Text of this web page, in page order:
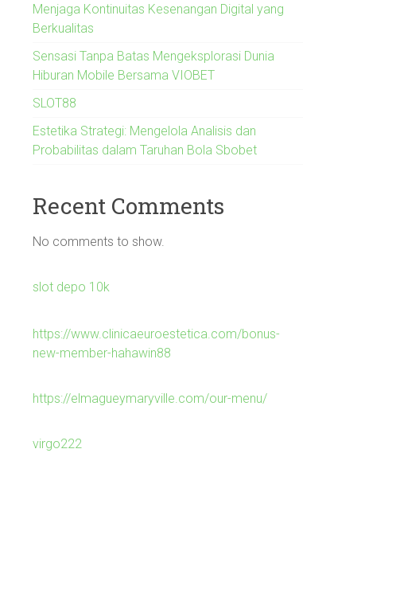
Menjaga Kontinuitas Kesenangan Digital yang
Berkualitas
Sensasi Tanpa Batas Mengeksplorasi Dunia
Hiburan Mobile Bersama VIOBET
SLOT88
Estetika Strategi: Mengelola Analisis dan
Probabilitas dalam Taruhan Bola Sbobet
Recent Comments
No comments to show.
slot depo 10k
https://www.clinicaeuroestetica.com/bonus-
new-member-hahawin88
https://elmagueymaryville.com/our-menu/
virgo222